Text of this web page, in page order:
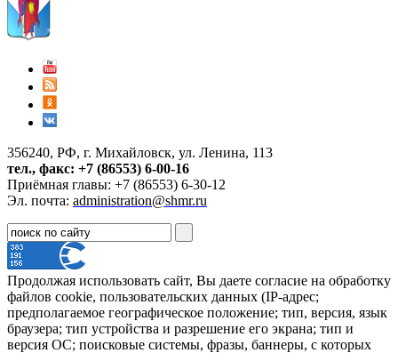
356240, РФ, г. Михайловск, ул. Ленина, 113
тел., факс: +7 (86553) 6-00-16
Приёмная главы: +7 (86553) 6-30-12
Эл. почта: administration@shmr.ru
Продолжая использовать сайт, Вы даете согласие на обработку
файлов cookie, пользовательских данных (IP-адрес;
предполагаемое географическое положение; тип, версия, язык
браузера; тип устройства и разрешение его экрана; тип и
версия ОС; поисковые системы, фразы, баннеры, с которых